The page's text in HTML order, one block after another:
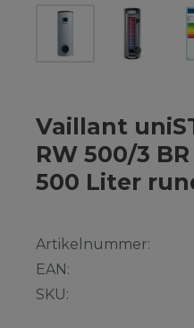
Vaillant
RW 500/3
500 Liter
Artikelnummer:
EAN:
SKU: